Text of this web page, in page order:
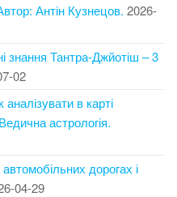
Антін Кузнецов. 2026-
знання Тантра-Джйотіш – 3
02
в карті
астрологія.
дорогах і
04-29